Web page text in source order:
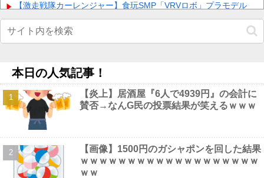
【激走戦隊カーレンジャー】食玩SMP「VRVロボ」プラモデル
【超画像】 小倉ゆうか（元・小倉優香）が水着グラビア復帰ｗｗ
NEW!
【画像】 エチビデ女優さん、番組の企画でハッスルしすぎてしま
うｗｗｗｗｗｗ NEW!
【悲報】渡邊渚さん「キスしろよ」のヤジでPTSD発症時の状態
に逆戻り他 NEW!
ロシア、ウクライナの大規模通販倉庫を攻撃…ワイルドベリーズ
への報復！他
【画像】 橋本マナミ、自宅の風呂場でHなパ○ティ姿を見せつけ
る NEW!
【悲報】 コロナワクチン打たなかった結果・・・・
NEW!
本日の人気記事！
【炎上】居酒屋『6人で4939円』の会計に
賛否→なんG民の投票結果が笑えるｗｗｗ
【画像】1500円のガシャポンを回した結果
ｗｗｗｗｗｗｗｗｗｗｗｗｗｗｗｗｗｗｗ
ｗｗ